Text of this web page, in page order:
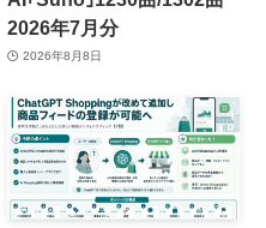
2026年7月分
2026年8月8日